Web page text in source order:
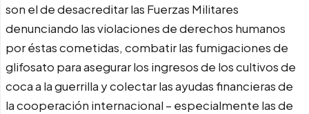
son el de desacreditar las Fuerzas Militares
denunciando las violaciones de derechos humanos
por éstas cometidas, combatir las fumigaciones de
glifosato para asegurar los ingresos de los cultivos de
coca a la guerrilla y colectar las ayudas financieras de
la cooperación internacional – especialmente las de